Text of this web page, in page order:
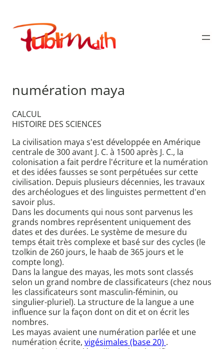
contenu
Publimath
numération maya
CALCUL
HISTOIRE DES SCIENCES
La civilisation maya s'est développée en Amérique
centrale de 300 avant J. C. à 1500 après J. C., la
colonisation a fait perdre l'écriture et la numération
et des idées fausses se sont perpétuées sur cette
civilisation. Depuis plusieurs décennies, les travaux
des archéologues et des linguistes permettent d'en
savoir plus.
Dans les documents qui nous sont parvenus les
grands nombres représentent uniquement des
dates et des durées. Le système de mesure du
temps était très complexe et basé sur des cycles (le
tzolkin de 260 jours, le haab de 365 jours et le
compte long).
Dans la langue des mayas, les mots sont classés
selon un grand nombre de classificateurs (chez nous
les classificateurs sont masculin-féminin, ou
singulier-pluriel). La structure de la langue a une
influence sur la façon dont on dit et on écrit les
nombres.
Les mayas avaient une numération parlée et une
numération écrite, vigésimales (base 20) .